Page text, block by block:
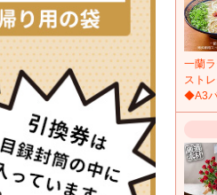
一蘭
スト
◆A3